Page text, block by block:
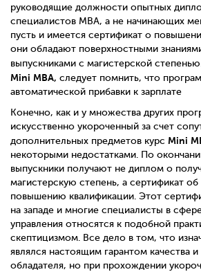
руководящие должности опытных
специалистов MBA, а не начинающих
пусть и имеется сертификат о
они обладают поверхностными
выпускниками с магистерской
Mini MBA, следует помнить, что
автоматической прибавки к зарплате
Конечно, как и у множества других
искусственно укороченный за счет
дополнительных предметов курс Mini
некоторыми недостатками. По
выпускники получают не диплом о
магистерскую степень, а сертификат
повышению квалификации. Этот
на западе и многие специалисты в
управления относятся к подобной
скептицизмом. Все дело в том, что
являлся настоящим гарантом качества
обладателя, но при прохождении